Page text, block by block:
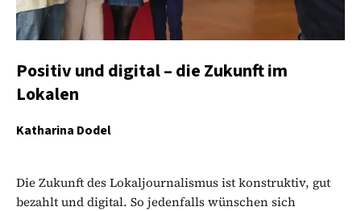
Positiv und digital – die Zukunft im
Lokalen
Katharina Dodel
Die Zukunft des Lokaljournalismus ist konstruktiv, gut
bezahlt und digital. So jedenfalls wünschen sich